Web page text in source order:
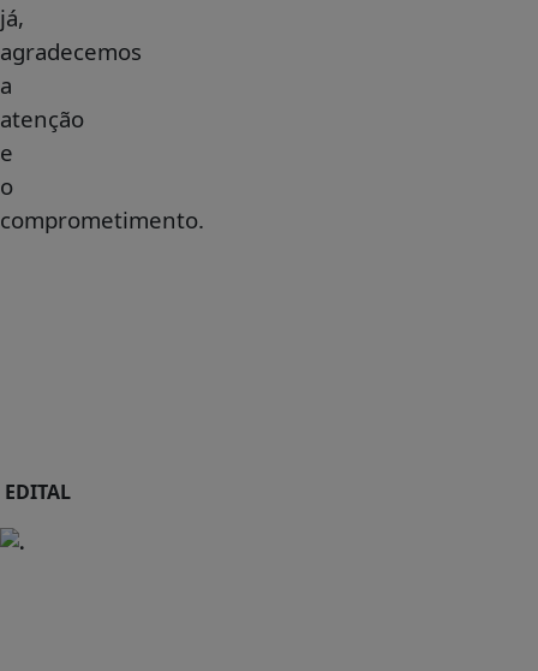
já,
agradecemos
a
atenção
e
o
comprometimento.
EDITAL